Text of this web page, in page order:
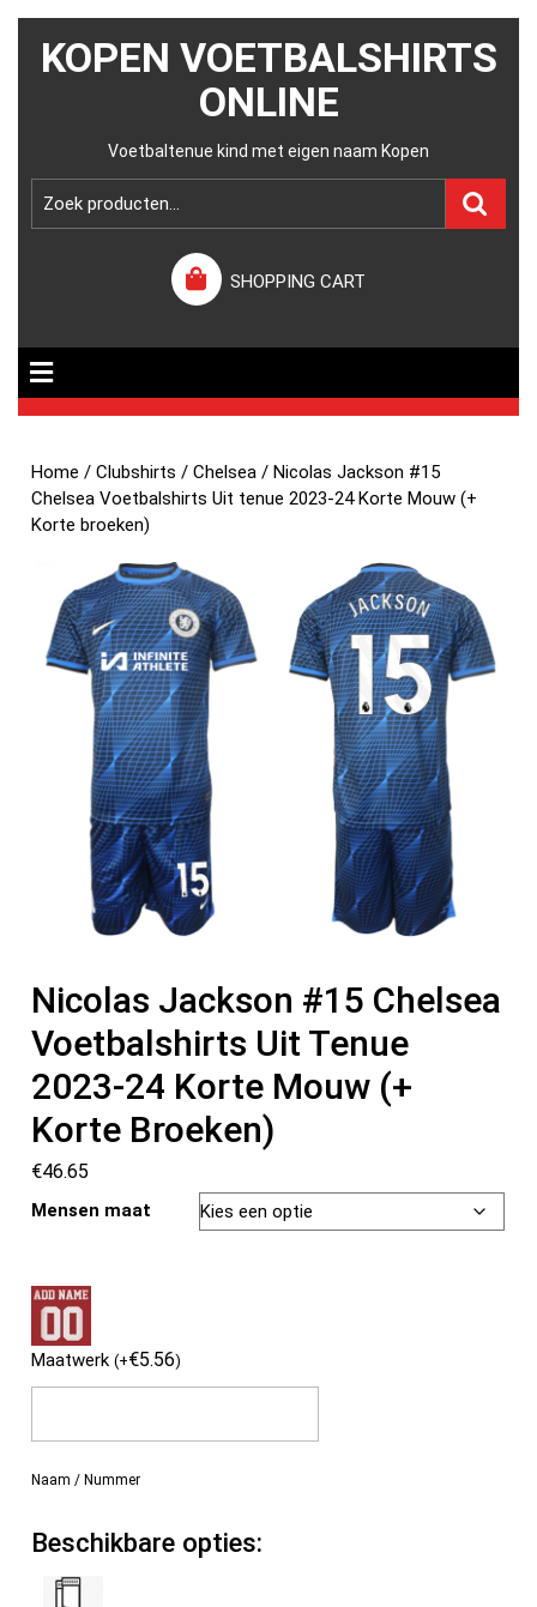
KOPEN VOETBALSHIRTS
ONLINE
Voetbaltenue kind met eigen naam Kopen
SHOPPING CART
Home /Clubshirts /Chelsea / Nicolas Jackson #15
Chelsea Voetbalshirts Uit tenue 2023-24 Korte Mouw (+
Korte broeken)
Nicolas Jackson #15 Chelsea
Voetbalshirts Uit Tenue
2023-24 Korte Mouw (+
Korte Broeken)
€46.65
Mensen maat
Maatwerk(+€5.56)
Naam / Nummer
Beschikbare opties: